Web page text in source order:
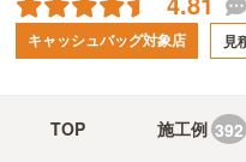
キャッシュバッグ対象店 見
TOP 施工例 392